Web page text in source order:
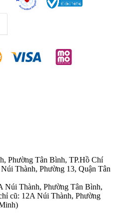
Phường Tân Bình, TP.Hồ Chí
Thành, Phường 13, Quận Tân
Núi Thành, Phường Tân Bình,
cũ: 12A Núi Thành, Phường